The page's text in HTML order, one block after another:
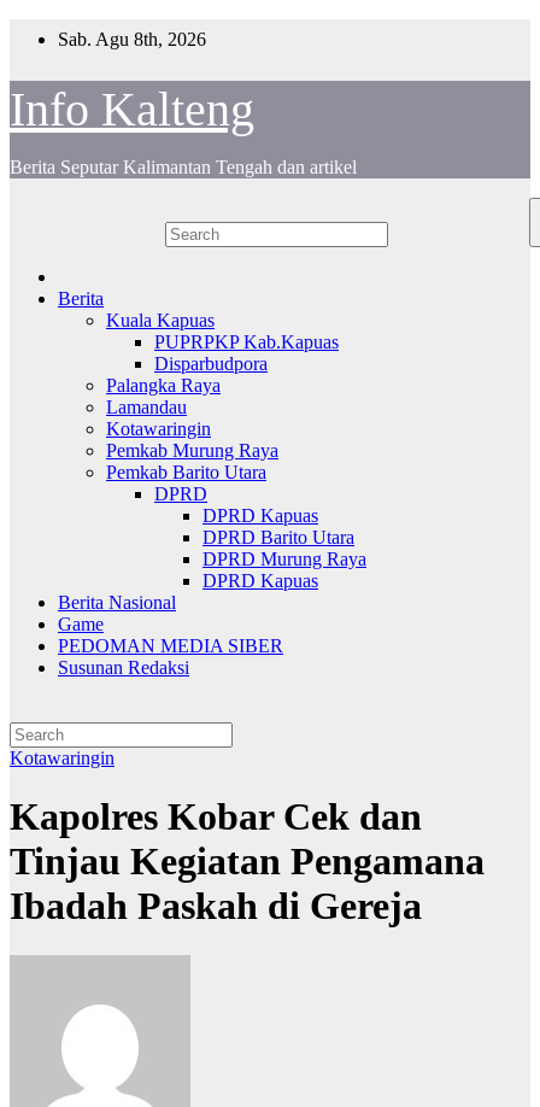
Sab. Agu 8th, 2026
Info Kalteng
Berita Seputar Kalimantan Tengah dan artikel
Berita
Kuala Kapuas
PUPRPKP Kab.Kapuas
Disparbudpora
Palangka Raya
Lamandau
Kotawaringin
Pemkab Murung Raya
Pemkab Barito Utara
DPRD
DPRD Kapuas
DPRD Barito Utara
DPRD Murung Raya
DPRD Kapuas
Berita Nasional
Game
PEDOMAN MEDIA SIBER
Susunan Redaksi
Kotawaringin
Kapolres Kobar Cek dan
Tinjau Kegiatan Pengamana
Ibadah Paskah di Gereja